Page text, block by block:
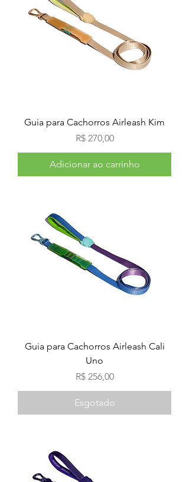
Guia para Cachorros Airleash Kim
Preço
R$ 270,00
Adicionar ao carrinho
Guia para Cachorros Airleash Cali
Uno
Preço
R$ 256,00
Esgotado